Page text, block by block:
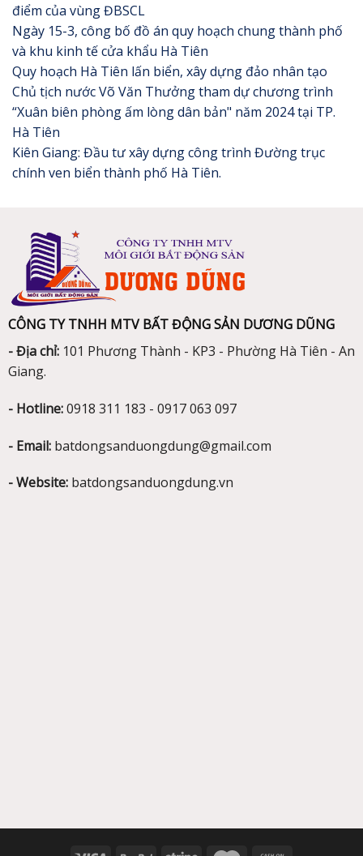
điểm của vùng ĐBSCL
Ngày 15-3, công bố đồ án quy hoạch chung thành phố
và khu kinh tế cửa khẩu Hà Tiên
Quy hoạch Hà Tiên lấn biển, xây dựng đảo nhân tạo
Chủ tịch nước Võ Văn Thưởng tham dự chương trình
“Xuân biên phòng ấm lòng dân bản" năm 2024 tại TP.
Hà Tiên
Kiên Giang: Đầu tư xây dựng công trình Đường trục
chính ven biển thành phố Hà Tiên.
CÔNG TY TNHH MTV BẤT ĐỘNG SẢN DƯƠNG DŨNG
- Địa chỉ:101 Phương Thành - KP3 - Phường Hà Tiên - An
Giang.
- Hotline:0918 311 183 - 0917 063 097
- Email:batdongsanduongdung@gmail.com
- Website:batdongsanduongdung.vn